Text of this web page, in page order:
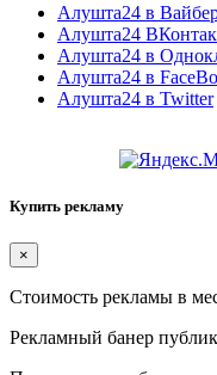
Алушта24 в
Алушта24
Алушта24 в
Алушта24 в
Алушта24 в Twitter
Купить рекламу
×
Стоимость рекламы в
Рекламный банер